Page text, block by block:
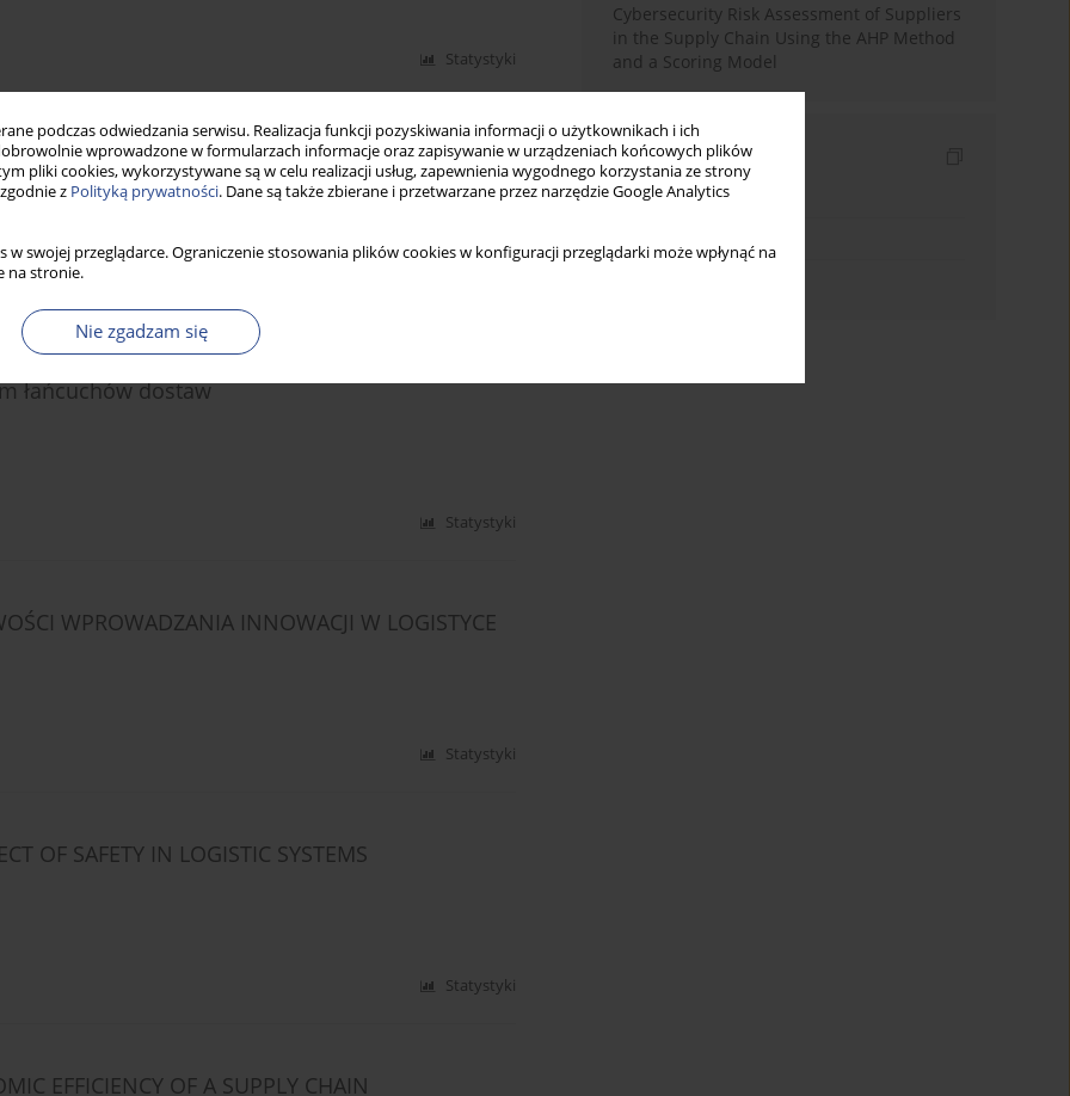
podczas odwiedzania serwisu. Realizacja funkcji pozyskiwania informacji o użytkownikach i ich
wprowadzone w formularzach informacje oraz zapisywanie w urządzeniach końcowych plików
pliki cookies, wykorzystywane są w celu realizacji usług, zapewnienia wygodnego korzystania ze strony
z Polityką prywatności. Dane są także zbierane i przetwarzane przez narzędzie Google Analytics
w swojej przeglądarce. Ograniczenie stosowania plików cookies w konfiguracji przeglądarki może wpłynąć na
na stronie.
Nie zgadzam się
Statystyki
łańcuchów dostaw
Statystyki
WPROWADZANIA INNOWACJI W LOGISTYCE
Statystyki
OF SAFETY IN LOGISTIC SYSTEMS
Statystyki
EFFICIENCY OF A SUPPLY CHAIN
Cybersecurity Risk Assessment of Suppliers
in the Supply Chain Using the AHP Method
and a Scoring Model
Indeksy
Indeks słów kluczowych